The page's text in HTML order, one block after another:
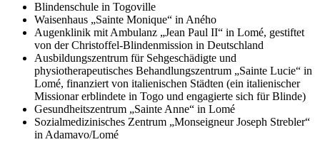
Blindenschule in Togoville
Waisenhaus „Sainte Monique“ in Aného
Augenklinik mit Ambulanz „Jean Paul II“ in Lomé, gestiftet
von der Christoffel-Blindenmission in Deutschland
Ausbildungszentrum für Sehgeschädigte und
physiotherapeutisches Behandlungszentrum „Sainte Lucie“ in
Lomé, finanziert von italienischen Städten (ein italienischer
Missionar erblindete in Togo und engagierte sich für Blinde)
Gesundheitszentrum „Sainte Anne“ in Lomé
Sozialmedizinisches Zentrum „Monseigneur Joseph Strebler“
in Adamavo/Lomé